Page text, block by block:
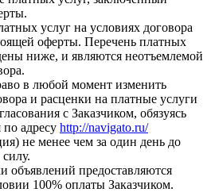
услуг на условиях договора
оферты. Перечень платных
ниже, и являются неотъемлемой
в любой момент изменить
и расценки на платные услуги
с Заказчиком, обязуясь
адресу http://navigato.ru/
не менее чем за один день до
объявлений предоставляются
100% оплаты Заказчиком.